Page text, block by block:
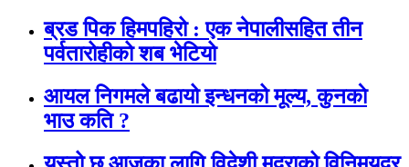
ब्रड पिक हिमपहिरो : एक नेपालीसहित तीन
पर्वतारोहीको शब भेटियो
आयल निगमले बढायो इन्धनको मूल्य, कुनकाे
भाउ कति ?